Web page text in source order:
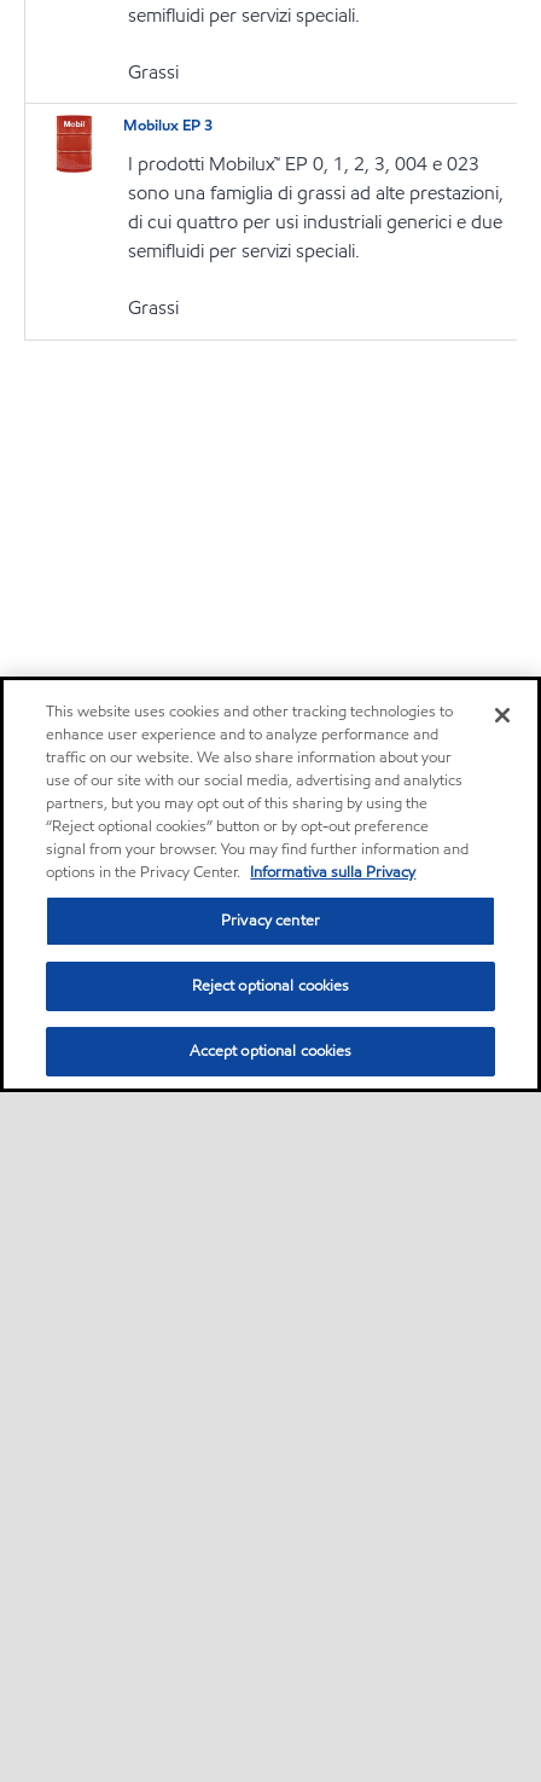
semifluidi per servizi speciali.
Grassi
Mobilux EP 3
I prodotti Mobilux™ EP 0, 1, 2, 3, 004 e 023
sono una famiglia di grassi ad alte prestazioni,
di cui quattro per usi industriali generici e due
semifluidi per servizi speciali.
Grassi
This website uses cookies and other tracking technologies to
enhance user experience and to analyze performance and
traffic on our website. We also share information about your
use of our site with our social media, advertising and analytics
partners, but you may opt out of this sharing by using the
“Reject optional cookies” button or by opt-out preference
signal from your browser. You may find further information and
options in the Privacy Center. Informativa sulla Privacy
Privacy center
Reject optional cookies
Accept optional cookies